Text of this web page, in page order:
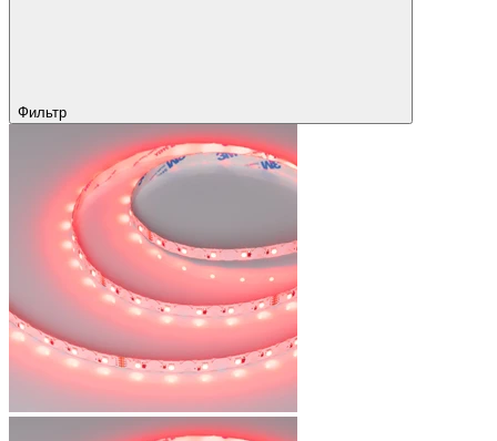
Фильтр